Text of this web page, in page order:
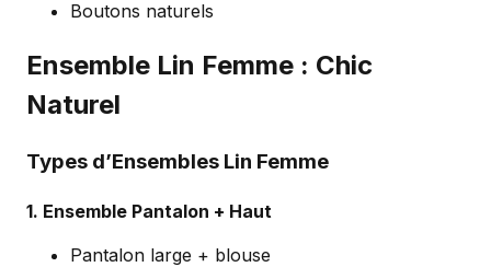
Boutons naturels
Ensemble Lin Femme : Chic
Naturel
Types d’Ensembles Lin Femme
1. Ensemble Pantalon + Haut
Pantalon large + blouse